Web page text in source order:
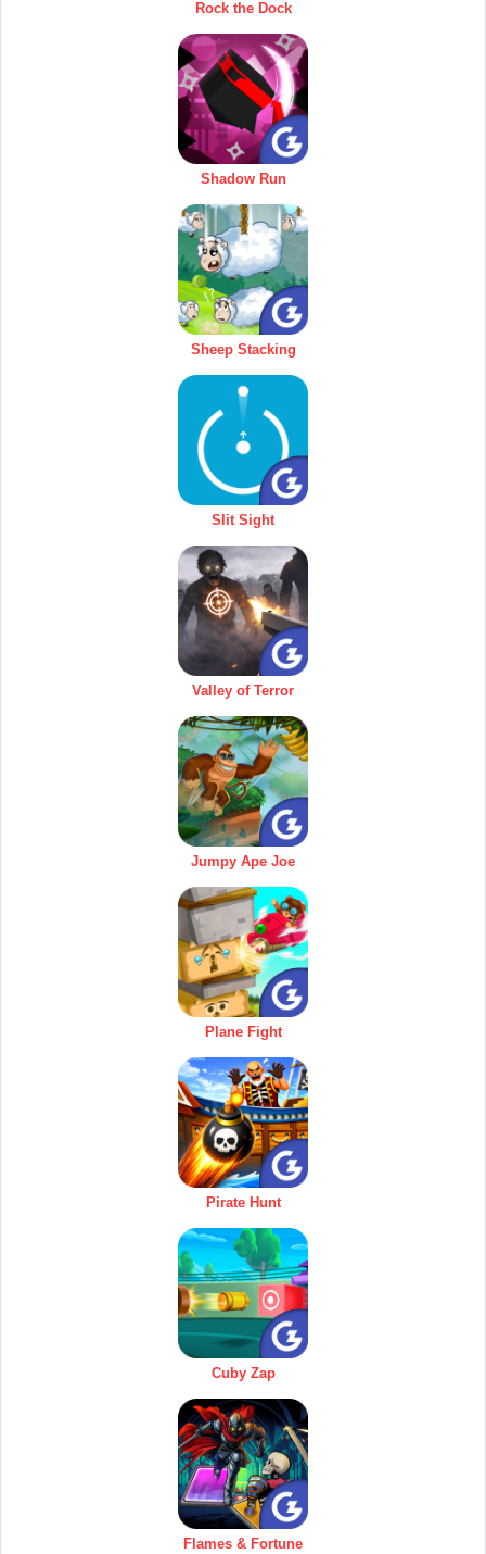
Rock the Dock
Shadow Run
Sheep Stacking
Slit Sight
Valley of Terror
Jumpy Ape Joe
Plane Fight
Pirate Hunt
Cuby Zap
Flames & Fortune